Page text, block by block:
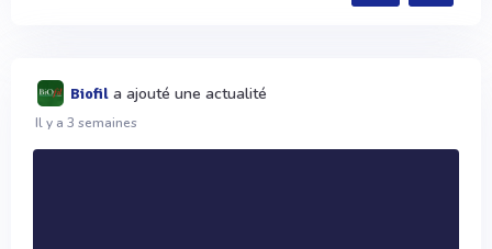
Biofil a ajouté une actualité
Il y a 3 semaines